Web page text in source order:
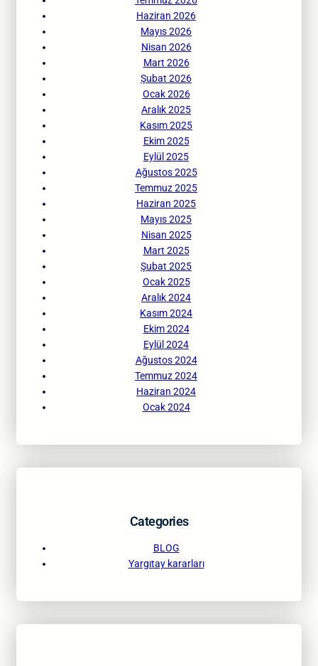
Haziran 2026
Mayıs 2026
Nisan 2026
Mart 2026
Şubat 2026
Ocak 2026
Aralık 2025
Kasım 2025
Ekim 2025
Eylül 2025
Ağustos 2025
Temmuz 2025
Haziran 2025
Mayıs 2025
Nisan 2025
Mart 2025
Şubat 2025
Ocak 2025
Aralık 2024
Kasım 2024
Ekim 2024
Eylül 2024
Ağustos 2024
Temmuz 2024
Haziran 2024
Ocak 2024
Categories
BLOG
Yargıtay kararları